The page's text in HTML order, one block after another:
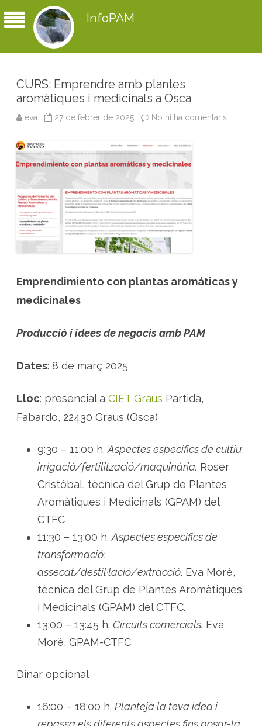
InfoPAM
CURS: Emprendre amb plantes
aromàtiques i medicinals a Osca
eva 27 de febrer de 2025 No hi ha comentaris
a
i
c
n
Emprendimiento con plantas aromáticas y
medicinales
Producció i idees de negocis amb PAM
Dates: 8 de març 2025
Lloc: presencial a CIET Graus Partida,
Fabardo, 22430 Graus (Osca)
9:30 – 11:00 h. Aspectes específics de cultiu:
irrigació/fertilització/maquinària. Roser
Cristóbal, tècnica del Grup de Plantes
Aromàtiques i Medicinals (GPAM) del
CTFC
11:30 – 13:00 h. Aspectes específics de
transformació:
assecat/destil·lació/extracció. Eva Moré,
tècnica del Grup de Plantes Aromàtiques
i Medicinals (GPAM) del CTFC.
13:00 – 13:45 h. Circuits comercials. Eva
Moré, GPAM-CTFC
Dinar opcional
16:00 – 18:00 h. Planteja la teva idea i